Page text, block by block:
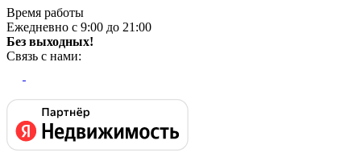
Время работы
Ежедневно с 9:00 до 21:00
Без выходных!
Связь с нами: